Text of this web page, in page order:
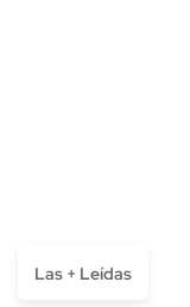
Las + Leídas